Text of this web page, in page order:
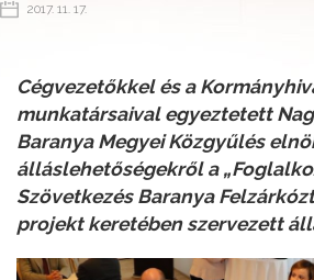
2017. 11. 17.
Cégvezetőkkel és a
munkatársaival egyeztetett
Baranya Megyei Közgyűlés
álláslehetőségekről a
Szövetkezés Baranya
projekt keretében szervezett